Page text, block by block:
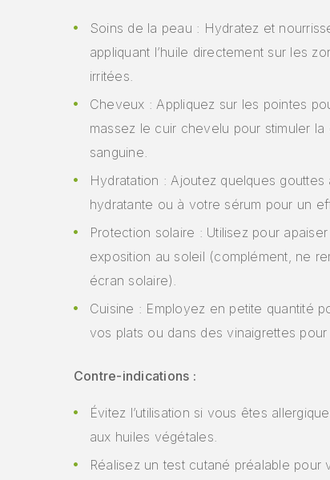
Soins de la peau : Hydratez et
appliquant l’huile directement sur les
irritées.
Cheveux : Appliquez sur les pointes
massez le cuir chevelu pour stimuler la
sanguine.
Hydratation : Ajoutez quelques
hydratante ou à votre sérum pour un
Protection solaire : Utilisez pour
exposition au soleil (complément, ne
écran solaire).
Cuisine : Employez en petite quantité
vos plats ou dans des vinaigrettes pour
Contre-indications :
Évitez l’utilisation si vous êtes
aux huiles végétales.
Réalisez un test cutané préalable pour